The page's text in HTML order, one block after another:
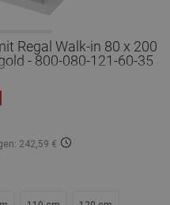
Regal Walk-in 80 x 200
- 800-080-121-60-35
242,59 €